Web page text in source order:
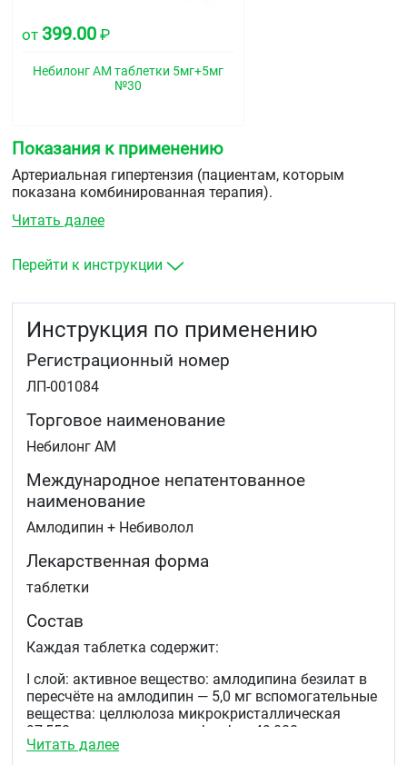
от 399.00 ₽
Небилонг АМ таблетки 5мг+5мг
№30
Показания к применению
Артериальная гипертензия (пациентам, которым
показана комбинированная терапия).
Читать далее
Перейти к инструкции
Инструкция по применению
Регистрационный номер
ЛП-001084
Торговое наименование
Небилонг АМ
Международное непатентованное
наименование
Амлодипин + Небиволол
Лекарственная форма
таблетки
Состав
Каждая таблетка содержит:
I слой: активное вещество: амлодипина безилат в
пересчёте на амлодипин — 5,0 мг вспомогательные
вещества: целлюлоза микрокристаллическая
97,550 мг, кальция гидрофосфат 49,000 мг,
карбоксиметилкрахмал натрия 4,000 мг, магния
Читать далее